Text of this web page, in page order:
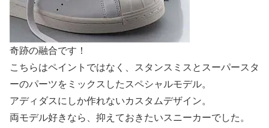
奇跡の融合です！
こちらはペイントではなく、スタンスミスとスーパースタ
ーのパーツをミックスしたスペシャルモデル。
アディダスにしか作れないカスタムデザイン。
両モデル好きなら、抑えておきたいスニーカーでした。